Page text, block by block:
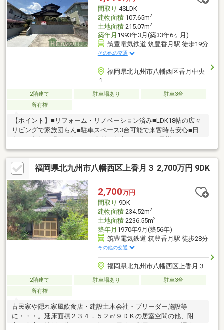
間取り 4SLDK
建物面積107.65m2
土地面積215.07m2
築年月 1993年3月(築33年6ヶ月)
筑豊電気鉄道 筑豊香月駅 徒歩19分
その他の交通
福岡県北九州市八幡西区香月中央
１
2階建て 駐車場あり
駐車3台
所有権
【ポイント】■リフォーム・リノベーション済み■LDK18帖の広々
リビングで家族団らん■駐車スペース3台可能で来客時も安心■日
も気持よく過ごせます♪【周辺環境】■教育施設 ・北九州市立香
月小学校まで徒歩約７分 ・北九州市立香月中学校まで徒歩約12
分■薬局／サンドラッグ香月店まで徒歩約7分■コンビニ／ファミ
リーマートまで徒歩約6分【お問い合わせ】■株式会社 ハウス倶
楽部 本店■お電話 080－5701－9861■担当 大森までお気軽に
お問合せ下さい。
福岡県北九州市八幡西区上香月３ 2,700万円 9DK
2,700万円
間取り 9DK
建物面積234.52m2
土地面積2236.55m2
築年月 1970年9月(築56年)
筑豊電気鉄道 筑豊香月駅 徒歩28分
その他の交通
福岡県北九州市八幡西区上香月３
2階建て 駐車場あり
駐車3台
所有権
古民家や隠れ家風飲食店・建設土木会社・ブリーダー施設等
に・・・。延床面積２３４．５２㎡９ＤＫの居室空間の他、附属
家、倉庫、納戸、蔵があり、色々な用途に利用できます。運動や